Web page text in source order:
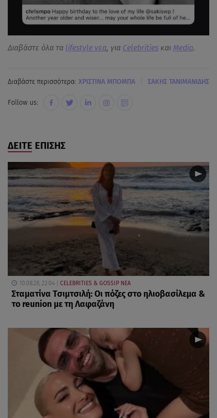
Διαβάστε όλα τα lifestyle νεα, για Celebrities και Media.
Διαβάστε περισσότερα: ΧΡΙΣΤΙΝΑ ΜΠΟΜΠΑ ΣΑΚΗΣ ΤΑΝΙΜΑΝΙΔΗΣ
Follow us:
ΔΕΙΤΕ ΕΠΙΣΗΣ
10.08.26, 22:04 CELEBRITIES & GOSSIP ΝΕΑ
Σταματίνα Τσιμτσιλή: Οι πόζες στο ηλιοβασίλεμα &
το reunion με τη Λαφαζάνη